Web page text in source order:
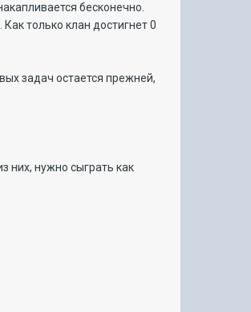
бесконечно.
только клан достигнет 0
задач остается прежней,
них, нужно сыграть как